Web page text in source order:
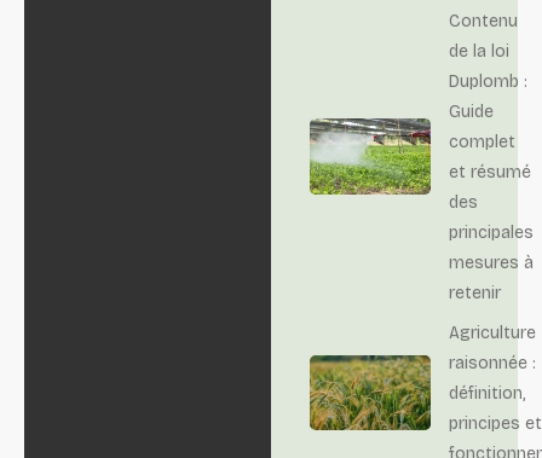
Contenu
de la loi
Duplomb :
Guide
complet
et résumé
des
principales
mesures à
retenir
Agriculture
raisonnée :
définition,
principes et